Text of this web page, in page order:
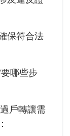
保符合法
哪些步
戶轉讓需